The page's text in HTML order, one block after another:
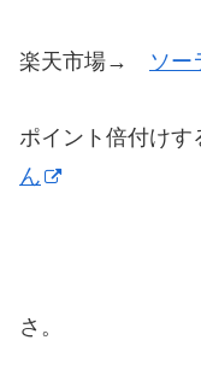
楽天市場→ ソー
ポイント倍付け
ん
さ。